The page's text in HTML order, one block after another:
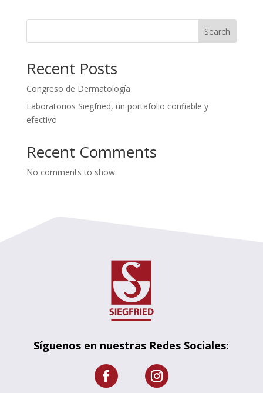
Search
Recent Posts
Congreso de Dermatología
Laboratorios Siegfried, un portafolio confiable y
efectivo
Recent Comments
No comments to show.
Síguenos en nuestras Redes Sociales: